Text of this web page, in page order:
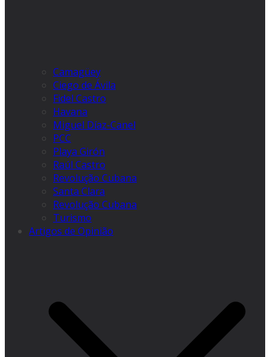
Camagüey
Ciego de Ávila
Fidel Castro
Havana
Miguel Díaz-Canel
PCC
Playa Girón
Raúl Castro
Revolução Cubana
Santa Clara
Revolução Cubana
Turismo
Artigos de Opinião